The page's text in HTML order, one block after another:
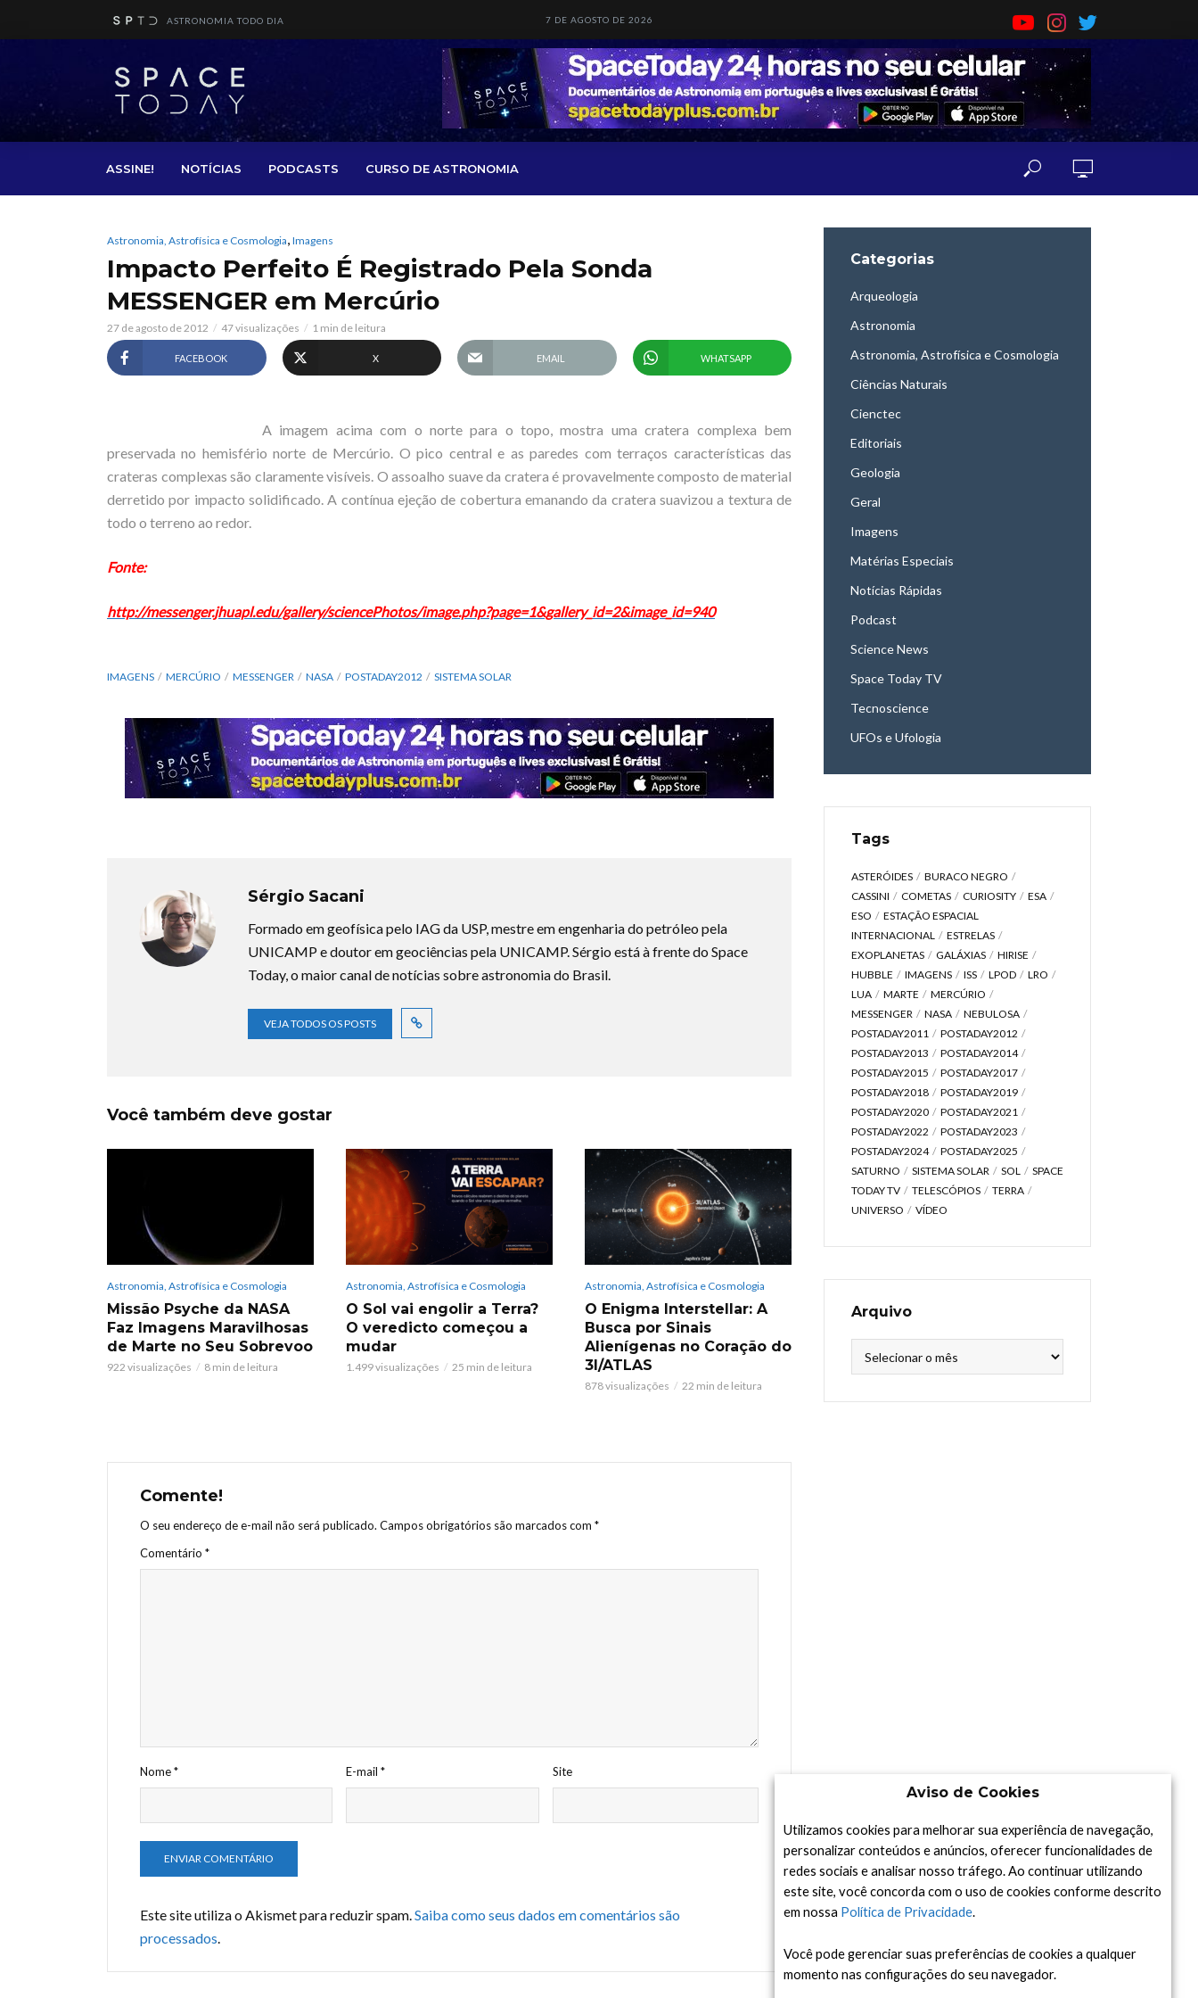
ASTRONOMIA TODO DIA 7 DE AGOSTO DE 2026
ASSINE! NOTÍCIAS PODCASTS CURSO DE ASTRONOMIA
Astronomia, Astrofísica e Cosmologia, Imagens
Impacto Perfeito É Registrado Pela Sonda
MESSENGER em Mercúrio
27 de agosto de 2012 47 visualizações 1 min de leitura
FACEBOOK X EMAIL WHATSAPP
A imagem acima com o norte para o topo, mostra uma cratera complexa bem
preservada no hemisfério norte de Mercúrio. O pico central e as paredes com terraços características das
crateras complexas são claramente visíveis. O assoalho suave da cratera é provavelmente composto de material
derretido por impacto solidificado. A contínua ejeção de cobertura emanando da cratera suavizou a textura de
todo o terreno ao redor.
Fonte:
http://messenger.jhuapl.edu/gallery/sciencePhotos/image.php?page=1&gallery_id=2&image_id=940
IMAGENS MERCÚRIO MESSENGER NASA POSTADAY2012 SISTEMA SOLAR
Sérgio Sacani
Formado em geofísica pelo IAG da USP, mestre em engenharia do petróleo pela
UNICAMP e doutor em geociências pela UNICAMP. Sérgio está à frente do Space
Today, o maior canal de notícias sobre astronomia do Brasil.
VEJA TODOS OS POSTS
Você também deve gostar
Astronomia, Astrofísica e Cosmologia
Missão Psyche da NASA
Faz Imagens Maravilhosas
de Marte no Seu Sobrevoo
922 visualizações 8 min de leitura
Astronomia, Astrofísica e Cosmologia
O Sol vai engolir a Terra?
O veredicto começou a
mudar
1.499 visualizações 25 min de leitura
Astronomia, Astrofísica e Cosmologia
O Enigma Interstellar: A
Busca por Sinais
Alienígenas no Coração do
3I/ATLAS
878 visualizações 22 min de leitura
Comente!
O seu endereço de e-mail não será publicado. Campos obrigatórios são marcados com *
Comentário *
Nome* E-mail* Site
Este site utiliza o Akismet para reduzir spam.Saiba como seus dados em comentários são
processados.
Categorias
Arqueologia
Astronomia
Astronomia, Astrofísica e Cosmologia
Ciências Naturais
Cienctec
Editoriais
Geologia
Geral
Imagens
Matérias Especiais
Notícias Rápidas
Podcast
Science News
Space Today TV
Tecnoscience
UFOs e Ufologia
Tags
ASTERÓIDES
BURACO NEGRO
CASSINI
COMETAS CURIOSITY
ESA
ESO
ESTAÇÃO ESPACIAL
INTERNACIONAL
ESTRELAS
EXOPLANETAS
GALÁXIAS
HIRISE
HUBBLE
IMAGENS ISS LPOD
LRO
LUA
MARTE
MERCÚRIO
MESSENGER
NASA
NEBULOSA
POSTADAY2011
POSTADAY2012
POSTADAY2013
POSTADAY2014
POSTADAY2015
POSTADAY2017
POSTADAY2018
POSTADAY2019
POSTADAY2020
POSTADAY2021
POSTADAY2022
POSTADAY2023
POSTADAY2024
POSTADAY2025
SATURNO
SISTEMA SOLAR SOL
SPACE
TODAY TV
TELESCÓPIOS
TERRA
UNIVERSO
VÍDEO
Arquivo
Aviso de Cookies
Utilizamos cookies para melhorar sua experiência de navegação,
personalizar conteúdos e anúncios, oferecer funcionalidades de
redes sociais e analisar nosso tráfego. Ao continuar utilizando
este site, você concorda com o uso de cookies conforme descrito
em nossa Política de Privacidade.
Você pode gerenciar suas preferências de cookies a qualquer
momento nas configurações do seu navegador.